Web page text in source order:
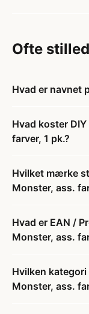
Ofte
Hvad er navnet
Hvad koster
farver, 1 pk.?
Hvilket mærke
Monster, ass.
Hvad er EAN /
Monster, ass.
Hvilken
Monster, ass.